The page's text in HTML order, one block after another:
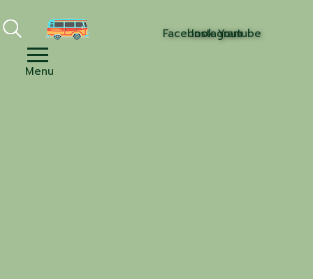
FacebookInstagram
Youtube
Menu